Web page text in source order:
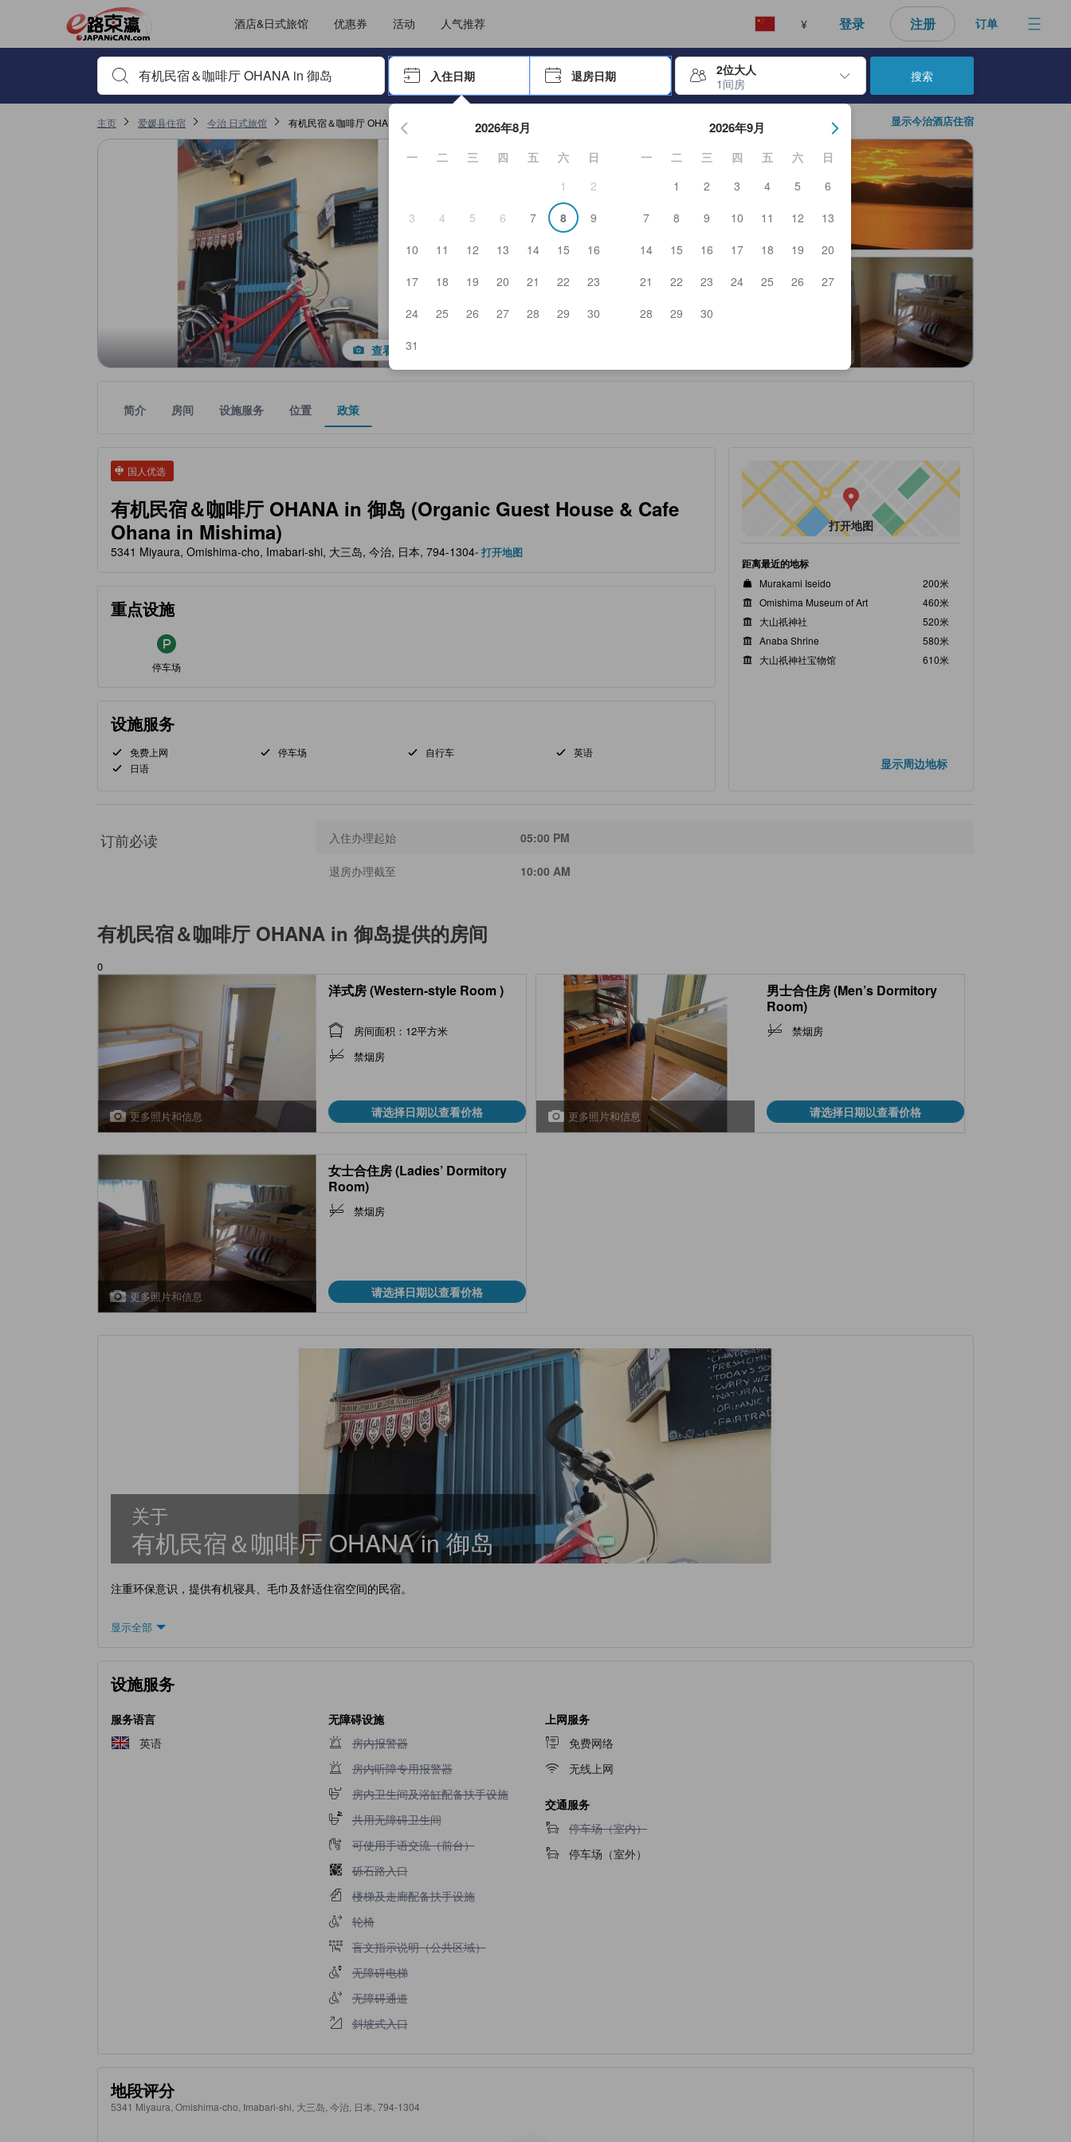
酒店&日式旅馆 优惠券 活动 人气推荐 ¥ 登录 注册 订单
输入住宿名或关键词以搜索，使用箭头或 tab 键以移动，点击 Enter 键以选择
入住日期 退房日期
2位大人
1间房
按 Enter 键开始浏览日期选择器。使用箭头键浏览入住和退房日期。使用 Enter 键选择日期后，入住日期将被选择。重复相同操作以选择
2026年8月
一 二 三 四 五 六
日
1
2
3
4 5 6 7 8
9
10
11 12 13 14 15
16
17
18 19 20 21 22
23
24
25 26 27 28 29
30
31
2026年9月
一 二 三 四 五 六
日
1
2 3 4 5
6
7
8 9 10 11 12
13
14
15 16 17 18 19
20
21
22 23 24 25 26
27
28
29 30
搜索
主页 爱媛县住宿 今治 日式旅馆 有机民宿＆咖啡厅 OHANA in 御岛预订 显示今治酒店住宿
查看全部图片
简介 房间 设施服务 位置 政策
国人优选
tooltip
有机民宿＆咖啡厅 OHANA in 御岛 (Organic Guest House & Cafe
Ohana in Mishima)
tooltip
金色星星表示的等级信息由合作第三方平台提供，仅作为住宿舒适度、设施服务等方面的水平参考。
5341 Miyaura, Omishima-cho, Imabari-shi, 大三岛, 今治, 日本, 794-1304- 打开地图
重点设施
停车场
设施服务
免费上网 停车场 自行车
英语
日语
打开地图
距离最近的地标
Murakami Iseido
200米
Omishima Museum of Art
460米
大山祇神社
520米
Anaba Shrine
580米
大山祇神社宝物馆
610米
显示周边地标
订前必读 入住办理起始 05:00 PM
退房办理截至 10:00 AM
有机民宿＆咖啡厅 OHANA in 御岛提供的房间
0
更多照片和信息
洋式房 (Western-style Room )
房间面积：12平方米
禁烟房
请选择日期以查看价格 更多照片和信息
男士合住房 (Men’s Dormitory
Room)
禁烟房
请选择日期以查看价格
更多照片和信息
女士合住房 (Ladies’ Dormitory
Room)
禁烟房
请选择日期以查看价格
关于
有机民宿＆咖啡厅 OHANA in 御岛
注重环保意识，提供有机寝具、毛巾及舒适住宿空间的民宿。
显示全部
设施服务
服务语言
英语
无障碍设施
不提供房内报警器
房内报警器
不提供房内听障专用报警器
房内听障专用报警器
不提供房内卫生间及浴缸配备扶手设施
房内卫生间及浴缸配备扶手设施
不提供共用无障碍卫生间
共用无障碍卫生间
不提供可使用手语交流（前台）
可使用手语交流（前台）
不提供砾石路入口
砾石路入口
不提供楼梯及走廊配备扶手设施
楼梯及走廊配备扶手设施
不提供轮椅
轮椅
不提供盲文指示说明（公共区域）
盲文指示说明（公共区域）
不提供无障碍电梯
无障碍电梯
不提供无障碍通道
无障碍通道
不提供斜坡式入口
斜坡式入口
上网服务
免费网络
无线上网
交通服务
不提供停车场（室内）
停车场（室内）
停车场（室外）
地段评分
5341 Miyaura, Omishima-cho, Imabari-shi, 大三岛, 今治, 日本, 794-1304